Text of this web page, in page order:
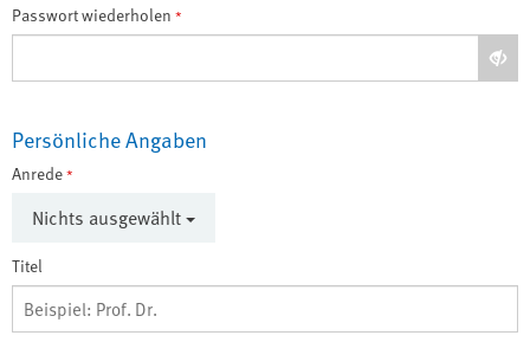
Passwort wiederholen *
Persönliche Angaben
Anrede*
Nichts ausgewählt
Titel